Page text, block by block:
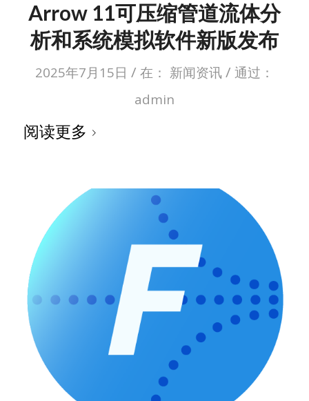
Arrow 11可压缩管道流体分
析和系统模拟软件新版发布
2025年7月15日 / 在： 新闻资讯 / 通过：
admin
阅读更多